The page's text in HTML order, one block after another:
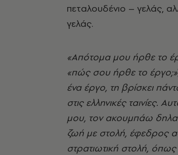
πεταλουδένιο – γελάς,
γελάς.
«Απότομα μου ήρθε το
«πώς σου ήρθε το έργο;»
ένα έργο, τη βρίσκει
στις ελληνικές
μου, τον ακουμπάω
ζωή με στολή, έφεδρος
στρατιωτική στολή,